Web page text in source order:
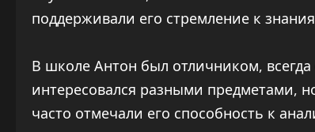
поддерживали его стремление к
В школе Антон был отличником, всегда
интересовался разными предметами,
часто отмечали его способность к